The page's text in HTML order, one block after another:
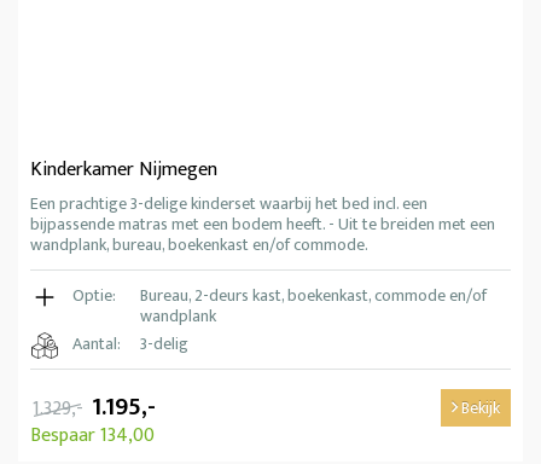
Kinderkamer Nijmegen
Een prachtige 3-delige kinderset waarbij het bed incl. een
bijpassende matras met een bodem heeft. - Uit te breiden met een
wandplank, bureau, boekenkast en/of commode.
Optie:
Bureau, 2-deurs kast, boekenkast, commode en/of
wandplank
Aantal:
3-delig
1.329,- 1.195,-
Bespaar 134,00
Bekijk